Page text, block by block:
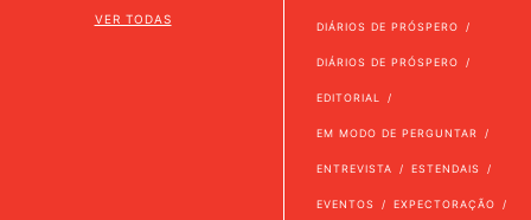
VER TODAS
DIÁRIOS DE PRÓSPERO
DIÁRIOS DE PRÓSPERO
EDITORIAL
EM MODO DE PERGUNTAR
ENTREVISTA ESTENDAIS
EVENTOS EXPECTORAÇÃO